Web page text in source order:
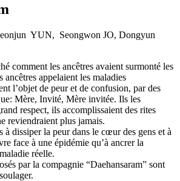
YUN, Seongwon JO, Dongyun
comment les ancêtres avaient surmonté les
ancêtres appelaient les maladies
l’objet de peur et de confusion, par des
Mère, Invité, Mère invitée. Ils les
respect, ils accomplissaient des rites
reviendraient plus jamais.
à dissiper la peur dans le cœur des gens et à
face à une épidémie qu’à ancrer la
réelle.
par la compagnie “Daehansaram” sont